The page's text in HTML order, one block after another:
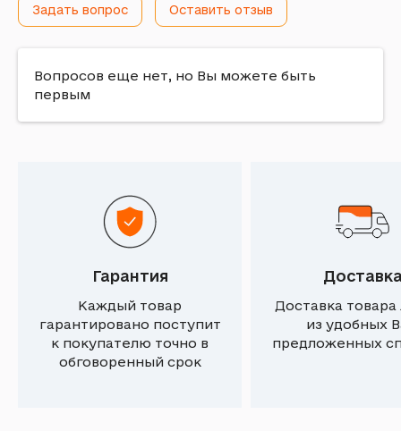
Задать вопрос Оставить отзыв
Вопросов еще нет, но Вы можете быть
первым
Гарантия
Каждый товар
гарантировано поступит
к покупателю точно в
обговоренный срок
Доставка
из удобных
предложенных